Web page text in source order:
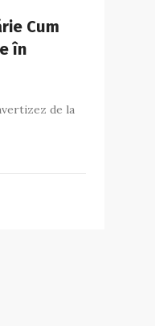
Cum
în
de la